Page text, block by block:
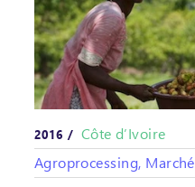
2016 / Côte d’Ivoire
Agroprocessing, Marché